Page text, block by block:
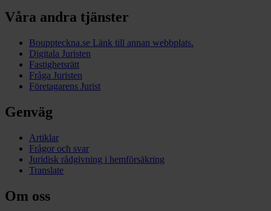
Våra andra tjänster
Bouppteckna.se Länk till annan webbplats.
Digitala Juristen
Fastighetsrätt
Fråga Juristen
Företagarens Jurist
Genväg
Artiklar
Frågor och svar
Juridisk rådgivning i hemförsäkring
Translate
Om oss